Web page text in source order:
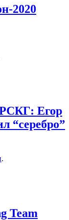
2020
Егор
“серебро”
.
Team